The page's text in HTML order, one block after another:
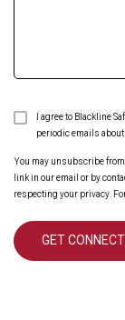
I agree to Blackline
periodic emails
You may unsubscribe
link in our email or by
respecting your privacy.